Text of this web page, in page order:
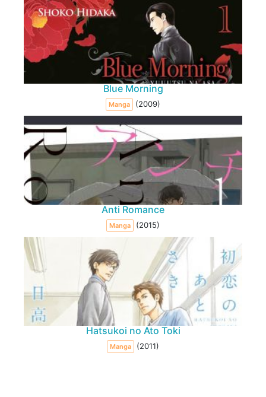
Blue Morning
Manga (2009)
Anti Romance
Manga (2015)
Hatsukoi no Ato Toki
Manga (2011)